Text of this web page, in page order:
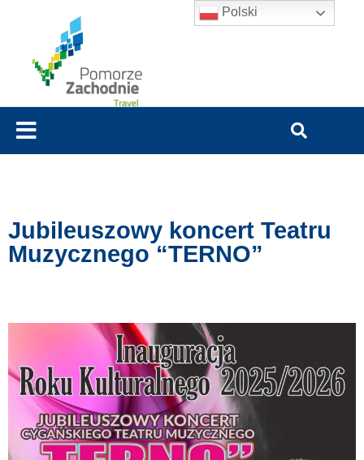
Jubileuszowy koncert Teatru
Muzycznego “TERNO”
Polski